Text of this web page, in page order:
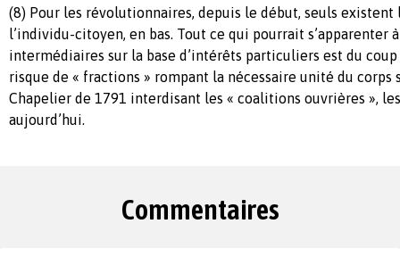
(8) Pour les révolutionnaires, depuis le début, seuls existent
l’individu-citoyen, en bas. Tout ce qui pourrait s’apparenter
intermédiaires sur la base d’intérêts particuliers est du
risque de « fractions » rompant la nécessaire unité du corps
Chapelier de 1791 interdisant les « coalitions ouvrières »,
aujourd’hui.
Commentaires